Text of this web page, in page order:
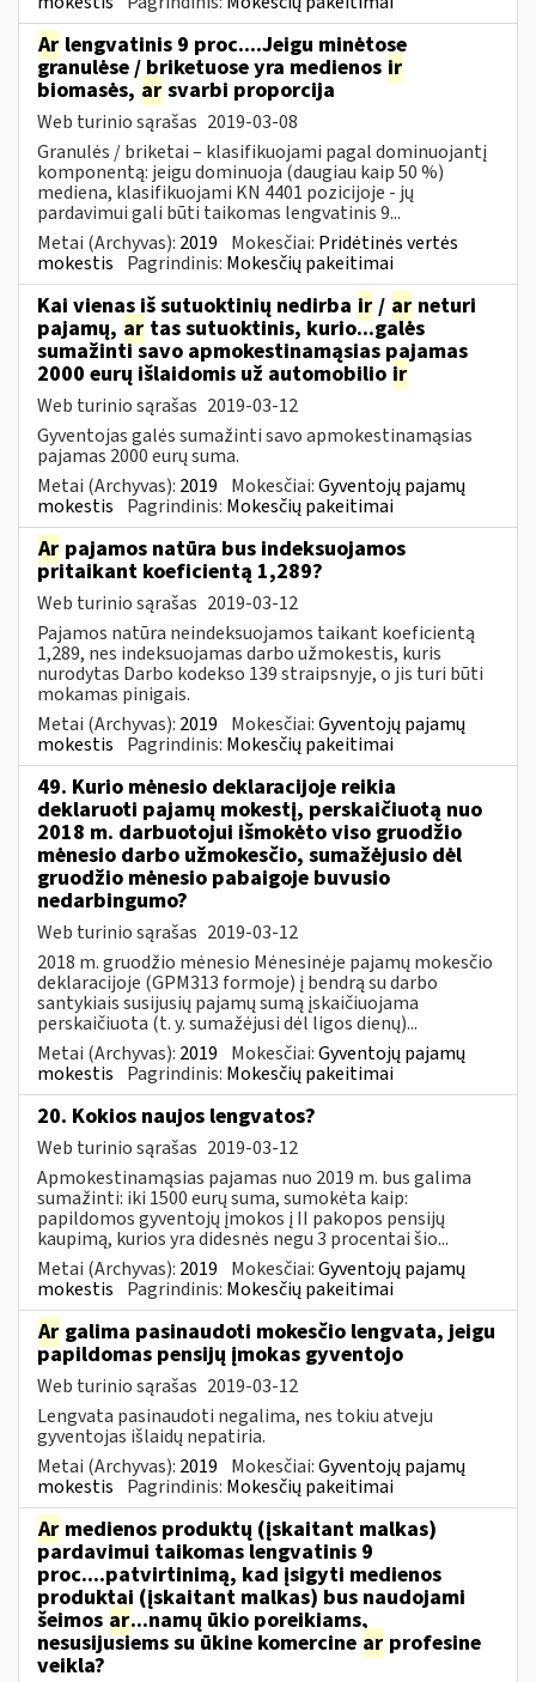
Ar lengvatinis 9 proc....Jeigu minėtose
granulėse / briketuose yra medienos ir
biomasės, ar svarbi proporcija
Web turinio sąrašas 2019-03-08
Granulės / briketai – klasifikuojami pagal dominuojantį
komponentą: jeigu dominuoja (daugiau kaip 50 %)
mediena, klasifikuojami KN 4401 pozicijoje - jų
pardavimui gali būti taikomas lengvatinis 9...
Metai (Archyvas): 2019 Mokesčiai: Pridėtinės vertės
mokestis Pagrindinis: Mokesčių pakeitimai
Kai vienas iš sutuoktinių nedirba ir / ar neturi
pajamų, ar tas sutuoktinis, kurio...galės
sumažinti savo apmokestinamąsias pajamas
2000 eurų išlaidomis už automobilio ir
Web turinio sąrašas 2019-03-12
Gyventojas galės sumažinti savo apmokestinamąsias
pajamas 2000 eurų suma.
Metai (Archyvas): 2019 Mokesčiai:Gyventojų pajamų
mokestis Pagrindinis: Mokesčių pakeitimai
Ar pajamos natūra bus indeksuojamos
pritaikant koeficientą 1,289?
Web turinio sąrašas 2019-03-12
Pajamos natūra neindeksuojamos taikant koeficientą
1,289, nes indeksuojamas darbo užmokestis, kuris
nurodytas Darbo kodekso 139 straipsnyje, o jis turi būti
mokamas pinigais.
Metai (Archyvas): 2019 Mokesčiai:Gyventojų pajamų
mokestis Pagrindinis: Mokesčių pakeitimai
49. Kurio mėnesio deklaracijoje reikia
deklaruoti pajamų mokestį, perskaičiuotą nuo
2018 m. darbuotojui išmokėto viso gruodžio
mėnesio darbo užmokesčio, sumažėjusio dėl
gruodžio mėnesio pabaigoje buvusio
nedarbingumo?
Web turinio sąrašas 2019-03-12
2018 m. gruodžio mėnesio Mėnesinėje pajamų mokesčio
deklaracijoje (GPM313 formoje) į bendrą su darbo
santykiais susijusių pajamų sumą įskaičiuojama
perskaičiuota (t. y. sumažėjusi dėl ligos dienų)...
Metai (Archyvas): 2019 Mokesčiai:Gyventojų pajamų
mokestis Pagrindinis: Mokesčių pakeitimai
20. Kokios naujos lengvatos?
Web turinio sąrašas 2019-03-12
Apmokestinamąsias pajamas nuo 2019 m. bus galima
sumažinti: iki 1500 eurų suma, sumokėta kaip:
papildomos gyventojų įmokos į II pakopos pensijų
kaupimą, kurios yra didesnės negu 3 procentai šio...
Metai (Archyvas): 2019 Mokesčiai:Gyventojų pajamų
mokestis Pagrindinis: Mokesčių pakeitimai
Ar galima pasinaudoti mokesčio lengvata, jeigu
papildomas pensijų įmokas gyventojo
Web turinio sąrašas 2019-03-12
Lengvata pasinaudoti negalima, nes tokiu atveju
gyventojas išlaidų nepatiria.
Metai (Archyvas): 2019 Mokesčiai:Gyventojų pajamų
mokestis Pagrindinis: Mokesčių pakeitimai
Ar medienos produktų (įskaitant malkas)
pardavimui taikomas lengvatinis 9
proc....patvirtinimą, kad įsigyti medienos
produktai (įskaitant malkas) bus naudojami
šeimos ar...namų ūkio poreikiams,
nesusijusiems su ūkine komercine ar profesine
veikla?